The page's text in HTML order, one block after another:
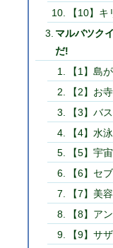
【10】
マルバツク
だ!
【1】島
【2】お
【3】バ
【4】水
【5】宇
【6】セ
【7】美
【8】ア
【9】サ